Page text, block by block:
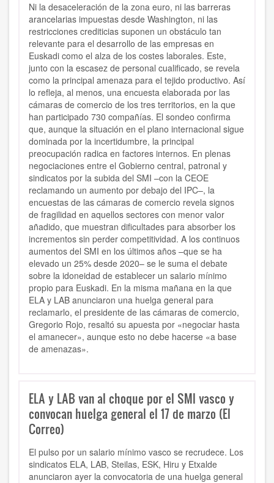
Ni la desaceleración de la zona euro, ni las barreras
arancelarias impuestas desde Washington, ni las
restricciones crediticias suponen un obstáculo tan
relevante para el desarrollo de las empresas en
Euskadi como el alza de los costes laborales. Este,
junto con la escasez de personal cualificado, se revela
como la principal amenaza para el tejido productivo. Así
lo refleja, al menos, una encuesta elaborada por las
cámaras de comercio de los tres territorios, en la que
han participado 730 compañías. El sondeo confirma
que, aunque la situación en el plano internacional sigue
dominada por la incertidumbre, la principal
preocupación radica en factores internos. En plenas
negociaciones entre el Gobierno central, patronal y
sindicatos por la subida del SMI –con la CEOE
reclamando un aumento por debajo del IPC–, la
encuestas de las cámaras de comercio revela signos
de fragilidad en aquellos sectores con menor valor
añadido, que muestran dificultades para absorber los
incrementos sin perder competitividad. A los continuos
aumentos del SMI en los últimos años –que se ha
elevado un 25% desde 2020– se le suma el debate
sobre la idoneidad de establecer un salario mínimo
propio para Euskadi. En la misma mañana en la que
ELA y LAB anunciaron una huelga general para
reclamarlo, el presidente de las cámaras de comercio,
Gregorio Rojo, resaltó su apuesta por «negociar hasta
el amanecer», aunque esto no debe hacerse «a base
de amenazas».
ELA y LAB van al choque por el SMI vasco y
convocan huelga general el 17 de marzo (El
Correo)
El pulso por un salario mínimo vasco se recrudece. Los
sindicatos ELA, LAB, Steilas, ESK, Hiru y Etxalde
anunciaron ayer la convocatoria de una huelga general